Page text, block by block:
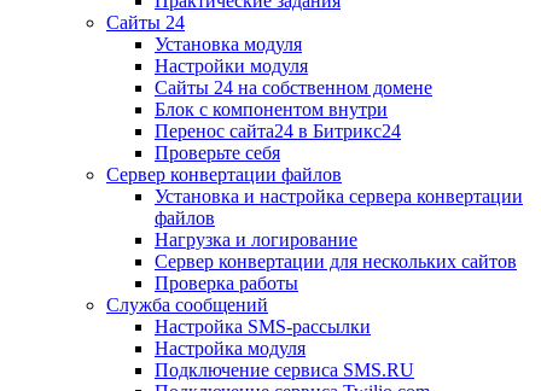
Сайты 24
Установка модуля
Настройки модуля
Сайты 24 на собственном домене
Блок с компонентом внутри
Перенос сайта24 в Битрикс24
Проверьте себя
Сервер конвертации файлов
Установка и настройка сервера конвертации
файлов
Нагрузка и логирование
Сервер конвертации для нескольких сайтов
Проверка работы
Служба сообщений
Настройка SMS-рассылки
Настройка модуля
Подключение сервиса SMS.RU